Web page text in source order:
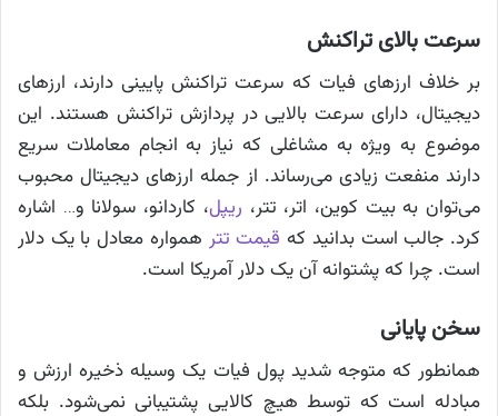
سرعت بالای تراکنش
بر خلاف ارزهای فیات که سرعت تراکنش پایینی دارند، ارزهای
دیجیتال، دارای سرعت بالایی در پردازش تراکنش هستند. این
موضوع به ویژه به مشاغلی که نیاز به انجام معاملات سریع
دارند منفعت زیادی می‌رساند. از جمله ارزهای دیجیتال محبوب
می‌توان به بیت کوین، اتر، تتر، ریپل، کاردانو، سولانا و… اشاره
کرد. جالب است بدانید که قیمت تتر همواره معادل با یک دلار
است. چرا که پشتوانه آن یک دلار آمریکا است.
سخن پایانی
همانطور که متوجه شدید پول فیات یک وسیله ذخیره ارزش و
مبادله است که توسط هیچ کالایی پشتیبانی نمی‌شود. بلکه